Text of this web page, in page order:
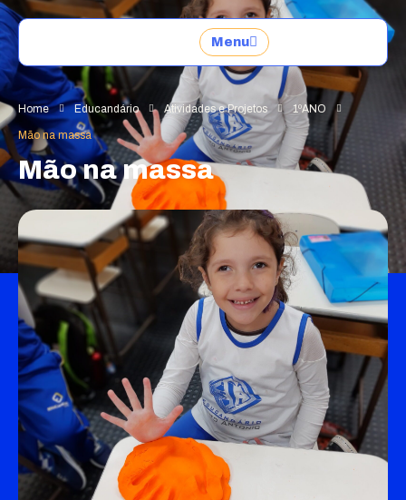
Menu
Home Educandário Atividades e Projetos 1ºANO
Mão na massa
Mão na massa